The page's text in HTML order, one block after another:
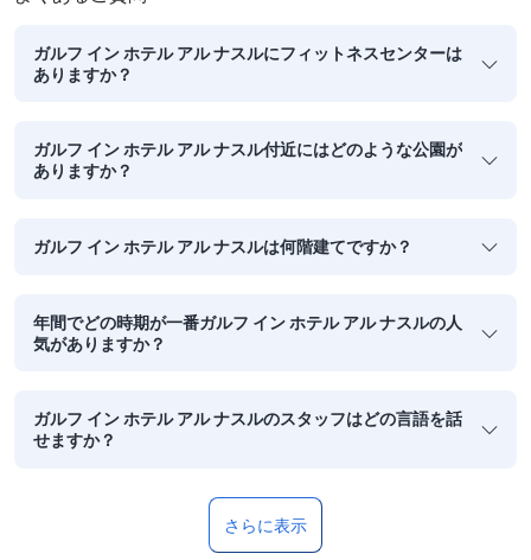
ガルフ イン ホテル アル ナスルにフィットネスセンターは
ありますか？
ガルフ イン ホテル アル ナスル付近にはどのような公園が
ありますか？
ガルフ イン ホテル アル ナスルは何階建てですか？
年間でどの時期が一番ガルフ イン ホテル アル ナスルの人
気がありますか？
ガルフ イン ホテル アル ナスルのスタッフはどの言語を話
せますか？
さらに表示